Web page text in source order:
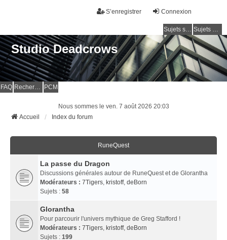
Connexion
S’enregistrer
Sujets sans réponse Sujets actifs
Studio Deadcrows
FAQ Rechercher PCM
Nous sommes le ven. 7 août 2026 20:03
Accueil
Index du forum
RuneQuest
La passe du Dragon
Discussions générales autour de RuneQuest et de Glorantha
Modérateurs : 7Tigers, kristoff, deBorn
Sujets : 58
Glorantha
Pour parcourir l'univers mythique de Greg Stafford !
Modérateurs : 7Tigers, kristoff, deBorn
Sujets : 199